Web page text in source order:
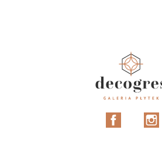
Facebook